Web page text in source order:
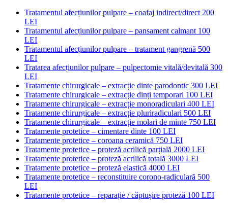
Tratamentul afecțiunilor pulpare – coafaj indirect/direct 200
LEI
Tratamentul afecțiunilor pulpare – pansament calmant 100
LEI
Tratamentul afecțiunilor pulpare – tratament gangrenă 500
LEI
Tratarea afecțiunilor pulpare – pulpectomie vitală/devitală 300
LEI
Tratamente chirurgicale – extracție dinte parodontic 300 LEI
Tratamente chirurgicale – extracție dinți temporari 100 LEI
Tratamente chirurgicale – extracție monoradiculari 400 LEI
Tratamente chirurgicale – extracție pluriradiculari 500 LEI
Tratamente chirurgicale – extracție molari de minte 750 LEI
Tratamente protetice – cimentare dinte 100 LEI
Tratamente protetice – coroana ceramică 750 LEI
Tratamente protetice – proteză acrilică parțială 2000 LEI
Tratamente protetice – proteză acrilică totală 3000 LEI
Tratamente protetice – proteză elastică 4000 LEI
Tratamente protetice – reconstituire corono-radiculară 500
LEI
Tratamente protetice – reparație / căptușire proteză 100 LEI